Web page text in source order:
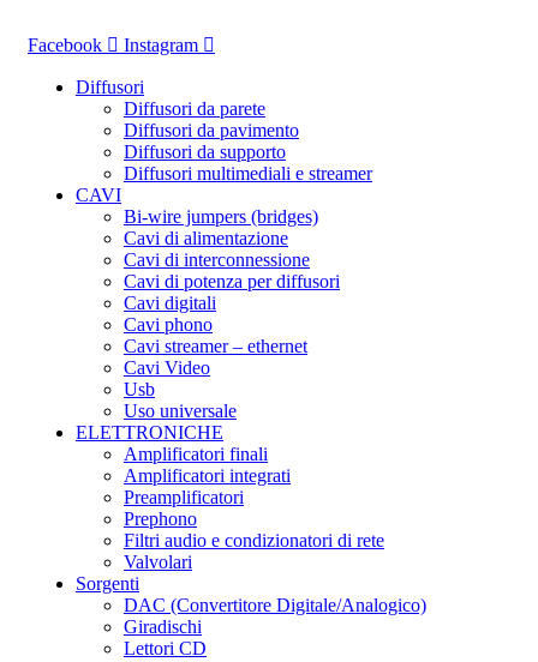
Facebook Instagram
Diffusori
Diffusori da parete
Diffusori da pavimento
Diffusori da supporto
Diffusori multimediali e streamer
CAVI
Bi-wire jumpers (bridges)
Cavi di alimentazione
Cavi di interconnessione
Cavi di potenza per diffusori
Cavi digitali
Cavi phono
Cavi streamer – ethernet
Cavi Video
Usb
Uso universale
ELETTRONICHE
Amplificatori finali
Amplificatori integrati
Preamplificatori
Prephono
Filtri audio e condizionatori di rete
Valvolari
Sorgenti
DAC (Convertitore Digitale/Analogico)
Giradischi
Lettori CD